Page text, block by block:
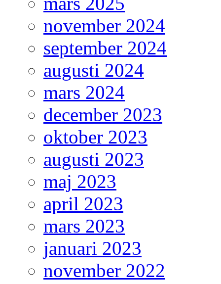
november 2024
september 2024
augusti 2024
mars 2024
december 2023
oktober 2023
augusti 2023
maj 2023
april 2023
mars 2023
januari 2023
november 2022